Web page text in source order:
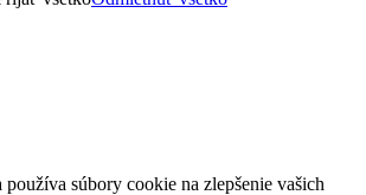
súbory cookie na zlepšenie vašich